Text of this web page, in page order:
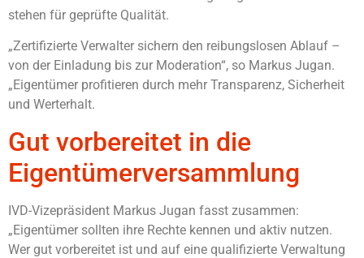
stehen für geprüfte Qualität.
„Zertifizierte Verwalter sichern den reibungslosen Ablauf –
von der Einladung bis zur Moderation“, so Markus Jugan.
„Eigentümer profitieren durch mehr Transparenz, Sicherheit
und Werterhalt.
Gut vorbereitet in die
Eigentümerversammlung
IVD-Vizepräsident Markus Jugan fasst zusammen:
„Eigentümer sollten ihre Rechte kennen und aktiv nutzen.
Wer gut vorbereitet ist und auf eine qualifizierte Verwaltung